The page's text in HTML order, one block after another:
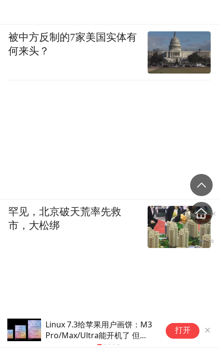
内蒙古自治区体育局原党组成员、副局长
吴刚严重违纪违法被开除党籍
【网通社快
持手机端横
打开
被中方反制的7家美国实体有
何来头？
罕见，北京破天荒率先救
市，大松绑